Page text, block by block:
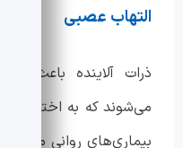
التهاب عصبی
ذرات آلاینده باعث
می‌شوند که به اختلالات
بیماری‌های روانی منجر